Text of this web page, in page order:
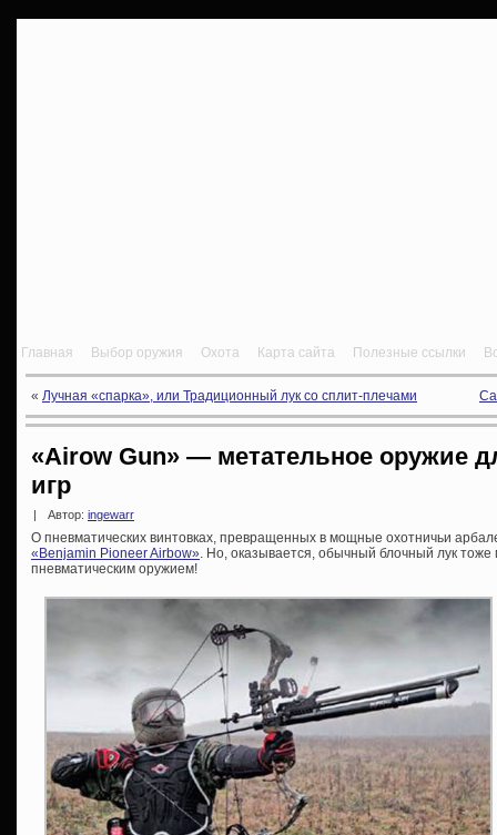
Главная Выбор оружия Охота Карта сайта Полезные ссылки
« Лучная «спарка», или Традиционный лук со сплит-плечами
«Airow Gun» — метательное оружие
игр
| Автор: ingewarr
О пневматических винтовках, превращенных в мощные охотничьи
«Benjamin Pioneer Airbow» . Но, оказывается, обычный блочный лук
пневматическим оружием!